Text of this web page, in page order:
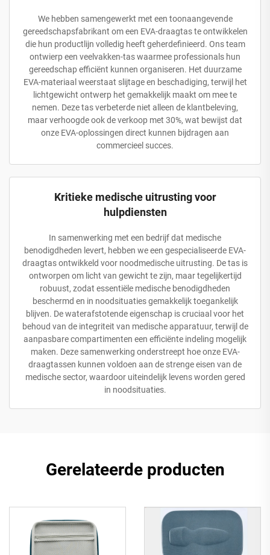
We hebben samengewerkt met een toonaangevende
gereedschapsfabrikant om een EVA-draagtas te ontwikkelen
die hun productlijn volledig heeft geherdefinieerd. Ons team
ontwierp een veelvakken-tas waarmee professionals hun
gereedschap efficiënt kunnen organiseren. Het duurzame
EVA-materiaal weerstaat slijtage en beschadiging, terwijl het
lichtgewicht ontwerp het gemakkelijk maakt om mee te
nemen. Deze tas verbeterde niet alleen de klantbeleving,
maar verhoogde ook de verkoop met 30%, wat bewijst dat
onze EVA-oplossingen direct kunnen bijdragen aan
commercieel succes.
Kritieke medische uitrusting voor
hulpdiensten
In samenwerking met een bedrijf dat medische
benodigdheden levert, hebben we een gespecialiseerde EVA-
draagtas ontwikkeld voor noodmedische uitrusting. De tas is
ontworpen om licht van gewicht te zijn, maar tegelijkertijd
robuust, zodat essentiële medische benodigdheden
beschermd en in noodsituaties gemakkelijk toegankelijk
blijven. De waterafstotende eigenschap is cruciaal voor het
behoud van de integriteit van medische apparatuur, terwijl de
aanpasbare compartimenten een efficiënte indeling mogelijk
maken. Deze samenwerking onderstreept hoe onze EVA-
draagtassen kunnen voldoen aan de strenge eisen van de
medische sector, waardoor uiteindelijk levens worden gered
in noodsituaties.
Gerelateerde producten